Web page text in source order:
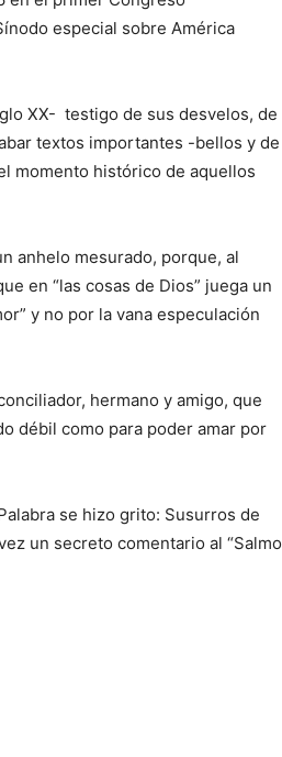
especial sobre América
XX- testigo de sus desvelos, de
textos importantes -bellos y de
momento histórico de aquellos
anhelo mesurado, porque, al
en “las cosas de Dios” juega un
y no por la vana especulación
hermano y amigo, que
débil como para poder amar por
se hizo grito: Susurros de
un secreto comentario al “Salmo